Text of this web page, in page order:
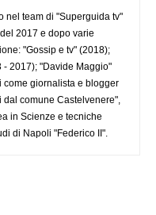
nel team di "Superguida tv"
2017 e dopo varie
"Gossip e tv" (2018);
- 2017); "Davide Maggio"
come giornalista e blogger
comune Castelvenere",
in Scienze e tecniche
di Napoli "Federico II".